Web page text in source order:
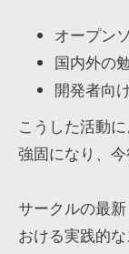
オープン
国内外の
開発者向
こうした活動
強固になり、今
サークルの最
おける実践的